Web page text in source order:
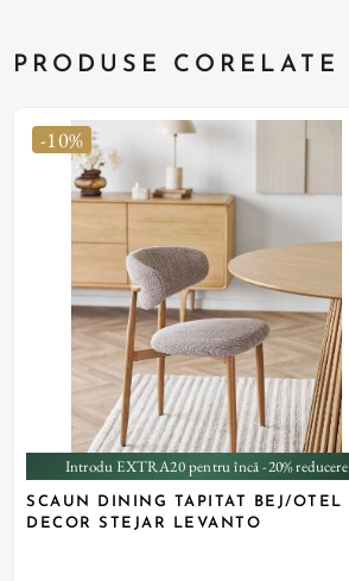
PRODUSE CORELATE
-10%
Introdu EXTRA20 pentru încă -20% reducere
SCAUN DINING TAPITAT BEJ/OTEL
DECOR STEJAR LEVANTO